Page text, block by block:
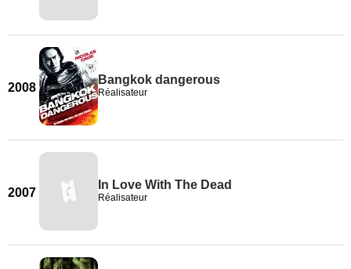
2008
Bangkok dangerous
Réalisateur
2007
In Love With The Dead
Réalisateur